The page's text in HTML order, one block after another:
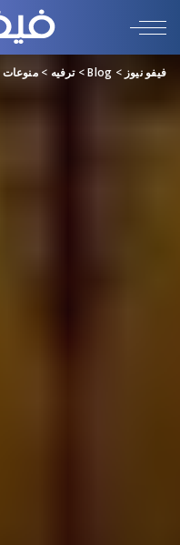
فيفو نيوز >
Blog
>ترفيه >منوعات